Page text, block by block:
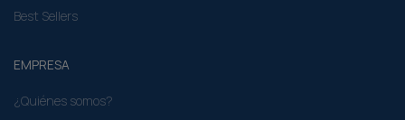
Best Sellers
EMPRESA
¿Quiénes somos?